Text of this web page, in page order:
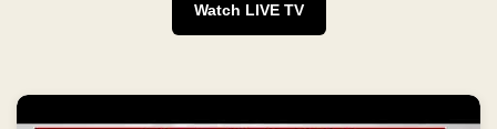
Watch LIVE TV